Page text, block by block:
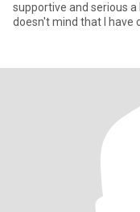
supportive and serious
doesn't mind that l have